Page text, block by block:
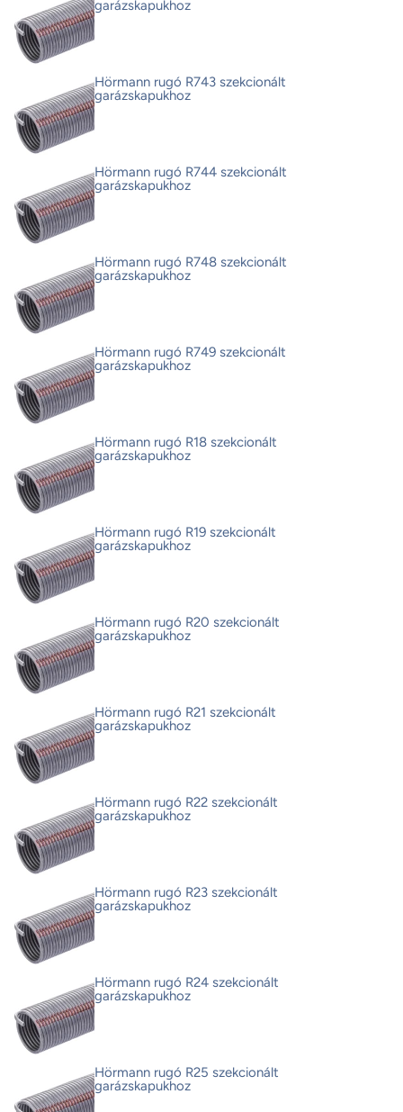
garázskapukhoz
Hörmann rugó R743 szekcionált
garázskapukhoz
Hörmann rugó R744 szekcionált
garázskapukhoz
Hörmann rugó R748 szekcionált
garázskapukhoz
Hörmann rugó R749 szekcionált
garázskapukhoz
Hörmann rugó R18 szekcionált
garázskapukhoz
Hörmann rugó R19 szekcionált
garázskapukhoz
Hörmann rugó R20 szekcionált
garázskapukhoz
Hörmann rugó R21 szekcionált
garázskapukhoz
Hörmann rugó R22 szekcionált
garázskapukhoz
Hörmann rugó R23 szekcionált
garázskapukhoz
Hörmann rugó R24 szekcionált
garázskapukhoz
Hörmann rugó R25 szekcionált
garázskapukhoz